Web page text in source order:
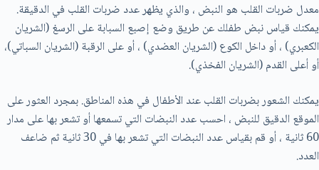
معدل ضربات القلب هو النبض ، والذي يظهر عدد ضربات القلب في الدقيقة.
يمكنك قياس نبض طفلك عن طريق وضع إصبع السبابة على الرسغ (الشريان
الكعبري) ، أو داخل الكوع (الشريان العضدي) ، أو على الرقبة (الشريان السباتي)،
أو أعلى القدم (الشريان الفخذي).
يمكنك الشعور بضربات القلب عند الأطفال في هذه المناطق. بمجرد العثور على
الموقع الدقيق للنبض ، احسب عدد النبضات التي تسمعها أو تشعر بها على مدار
60 ثانية ، أو قم بقياس عدد النبضات التي تشعر بها في 30 ثانية ثم ضاعف
العدد.